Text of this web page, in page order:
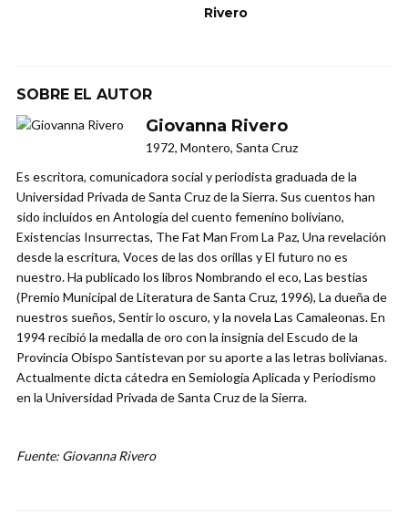
Rivero
SOBRE EL AUTOR
Giovanna Rivero
1972, Montero, Santa Cruz
Es escritora, comunicadora social y periodista graduada de la
Universidad Privada de Santa Cruz de la Sierra. Sus cuentos han
sido incluidos en Antología del cuento femenino boliviano,
Existencias Insurrectas, The Fat Man From La Paz, Una revelación
desde la escritura, Voces de las dos orillas y El futuro no es
nuestro. Ha publicado los libros Nombrando el eco, Las bestias
(Premio Municipal de Literatura de Santa Cruz, 1996), La dueña de
nuestros sueños, Sentir lo oscuro, y la novela Las Camaleonas. En
1994 recibió la medalla de oro con la insignia del Escudo de la
Provincia Obispo Santistevan por su aporte a las letras bolivianas.
Actualmente dicta cátedra en Semiología Aplicada y Periodismo
en la Universidad Privada de Santa Cruz de la Sierra.
Fuente: Giovanna Rivero